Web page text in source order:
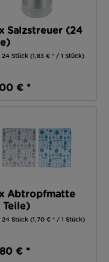
Salzstreuer (24
24 Stück(1,83 € * / 1 Stück)
€ *
Abtropfmatte
Teile)
24 Stück(1,70 € * / 1 Stück)
€ *